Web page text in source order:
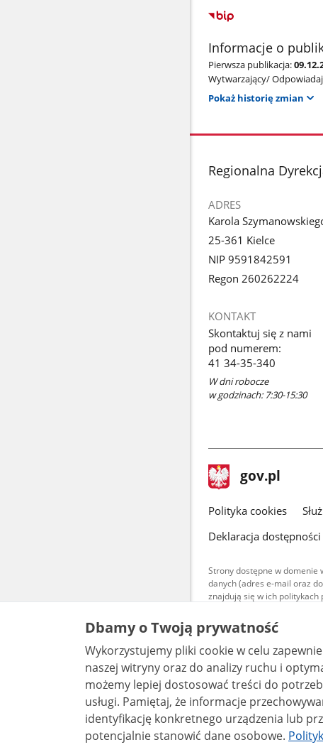
Informacje o
Pierwsza publikacja:
Wytwarzający/
Pokaż historię zmian
stopka
Regionalna
ADRES
Karola
25-361 Kielce
NIP 9591842591
Regon 260262224
KONTAKT
Skontaktuj się z nami
pod numerem:
41 34-35-340
W dni robocze
w godzinach: 7:30-15:30
stopka
gov.pl Strona
gov.pl
gov.pl
Polityka cookies
Deklaracja
Strony dostępne w domenie
danych (adres e-mail oraz
znajdują się w ich
Treści
udostępniane
warunkach
są
bez utworów
Dbamy o Twoją prywatność
Wykorzystujemy pliki cookie w celu
naszej witryny oraz do analizy ruchu i optymalizacji
możemy lepiej dostosować treści do
usługi. Pamiętaj, że informacje przechowywane w plikach cookie mogą pozwalać na
identyfikację konkretnego urządzenia lub
potencjalnie stanowić dane osobowe.